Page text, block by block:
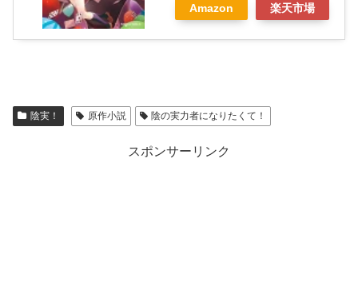
Amazon 楽天市場
陰実！ 原作小説 陰の実力者になりたくて！
スポンサーリンク